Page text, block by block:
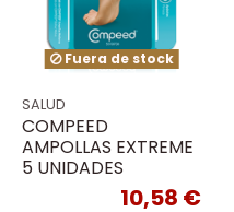
Fuera de stock
SALUD
COMPEED
AMPOLLAS EXTREME
5 UNIDADES
10,58 €